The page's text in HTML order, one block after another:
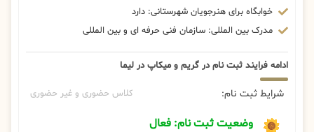
خوابگاه برای هنرجویان شهرستانی: دارد
مدرک بین المللی: سازمان فنی حرفه ای و بین المللی
ادامه فرایند ثبت نام در گریم و میکاپ در لیما
شرایط ثبت نام: کلاس حضوری و غیر حضوری
وضعیت ثبت نام: فعال